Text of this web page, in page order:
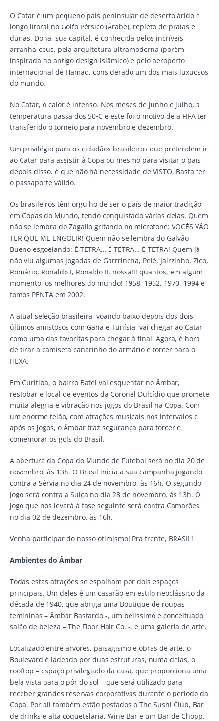
O Catar é um pequeno país peninsular de deserto árido e
longo litoral no Golfo Pérsico (Árabe), repleto de praias e
dunas. Doha, sua capital, é conhecida pelos incríveis
arranha-céus, pela arquitetura ultramoderna (porém
inspirada no antigo design islâmico) e pelo aeroporto
internacional de Hamad, considerado um dos mais luxuosos
do mundo.
No Catar, o calor é intenso. Nos meses de junho e julho, a
temperatura passa dos 50•C e este foi o motivo de a FIFA ter
transferido o torneio para novembro e dezembro.
Um privilégio para os cidadãos brasileiros que pretendem ir
ao Catar para assistir à Copa ou mesmo para visitar o país
depois disso, é que não há necessidade de VISTO. Basta ter
o passaporte válido.
Os brasileiros têm orgulho de ser o país de maior tradição
em Copas do Mundo, tendo conquistado várias delas. Quem
não se lembra do Zagallo gritando no microfone: VOCÊS VÃO
TER QUE ME ENGOLIR! Quem não se lembra do Galvão
Bueno esgoelando: É TETRA… É TETRA… É TETRA! Quem já
não viu algumas jogadas de Garrrincha, Pelé, Jairzinho, Zico,
Romário, Ronaldo I, Ronaldo II, nossa!!! quantos, em algum
momento, os melhores do mundo! 1958, 1962, 1970, 1994 e
fomos PENTA em 2002.
A atual seleção brasileira, voando baixo depois dos dois
últimos amistosos com Gana e Tunísia, vai chegar ao Catar
como uma das favoritas para chegar à final. Agora, é hora
de tirar a camiseta canarinho do armário e torcer para o
HEXA.
Em Curitiba, o bairro Batel vai esquentar no Âmbar,
restobar e local de eventos da Coronel Dulcídio que promete
muita alegria e vibração nos jogos do Brasil na Copa. Com
um enorme telão, com atrações musicais nos intervalos e
após os jogos, o Âmbar traz segurança para torcer e
comemorar os gols do Brasil.
A abertura da Copa do Mundo de Futebol será no dia 20 de
novembro, às 13h. O Brasil inicia a sua campanha jogando
contra a Sérvia no dia 24 de novembro, às 16h. O segundo
jogo será contra a Suíça no dia 28 de novembro, às 13h. O
jogo que nos levará à fase seguinte será contra Camarões
no dia 02 de dezembro, às 16h.
Venha participar do nosso otimismo! Pra frente, BRASIL!
Ambientes do Âmbar
Todas estas atrações se espalham por dois espaços
principais. Um deles é um casarão em estilo neoclássico da
década de 1940, que abriga uma Boutique de roupas
femininas – Âmbar Bastardo -, um belíssimo e conceituado
salão de beleza – The Floor Hair Co. -, e uma galeria de arte.
Localizado entre árvores, paisagismo e obras de arte, o
Boulevard é ladeado por duas estruturas, numa delas, o
rooftop – espaço privilegiado da casa, que proporciona uma
bela vista para o pôr do sol – que será utilizado para
receber grandes reservas corporativas durante o período da
Copa. Por ali também estão postados o The Sushi Club, Bar
de drinks e alta coquetelaria, Wine Bar e um Bar de Chopp.